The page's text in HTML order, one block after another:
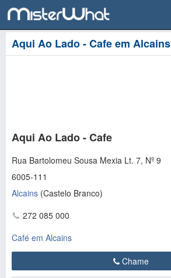
Aqui Ao Lado - Cafe em Alcains
Aqui Ao Lado - Cafe
Rua Bartolomeu Sousa Mexia Lt. 7, Nº 9
6005-111
Alcains (Castelo Branco)
272 085 000
Café em Alcains
Chame